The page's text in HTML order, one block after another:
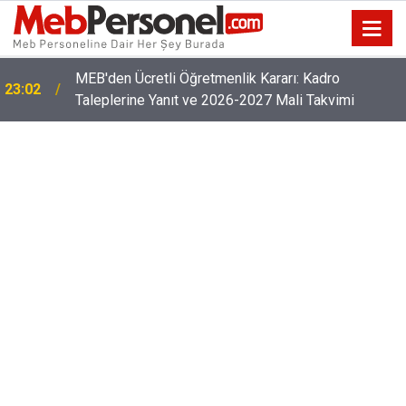
22:32
Öğretmenlerin Özür Grubu İller Arası Muhtemel İl
Emri Atama Tarihleri